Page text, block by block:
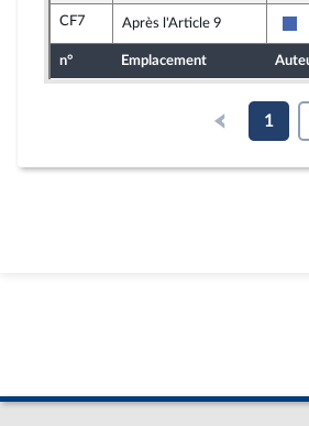
CF7 Après l'Article 9
n° Emplacement
1